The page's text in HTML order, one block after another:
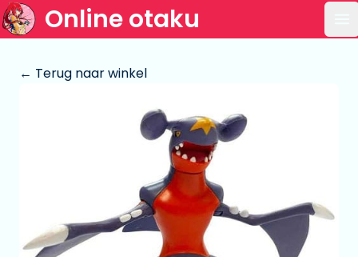
Online otaku
← Terug naar winkel